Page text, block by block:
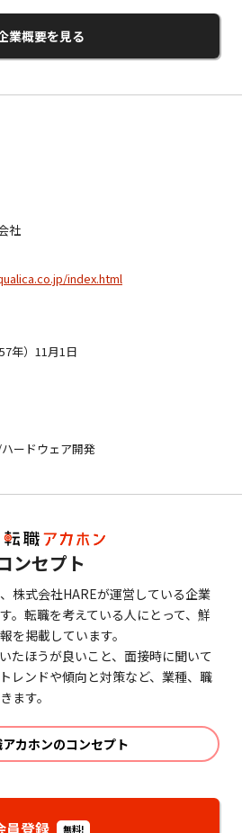
業概要を見る
社
index.html
年）11月1日
ードウェア開発
ンセプト
株式会社HAREが運営している企業
。転職を考えている人にとって、鮮
を掲載しています。
たほうが良いこと、面接時に聞いて
レンドや傾向と対策など、業種、職
ます。
カホンのコンセプト
無料!